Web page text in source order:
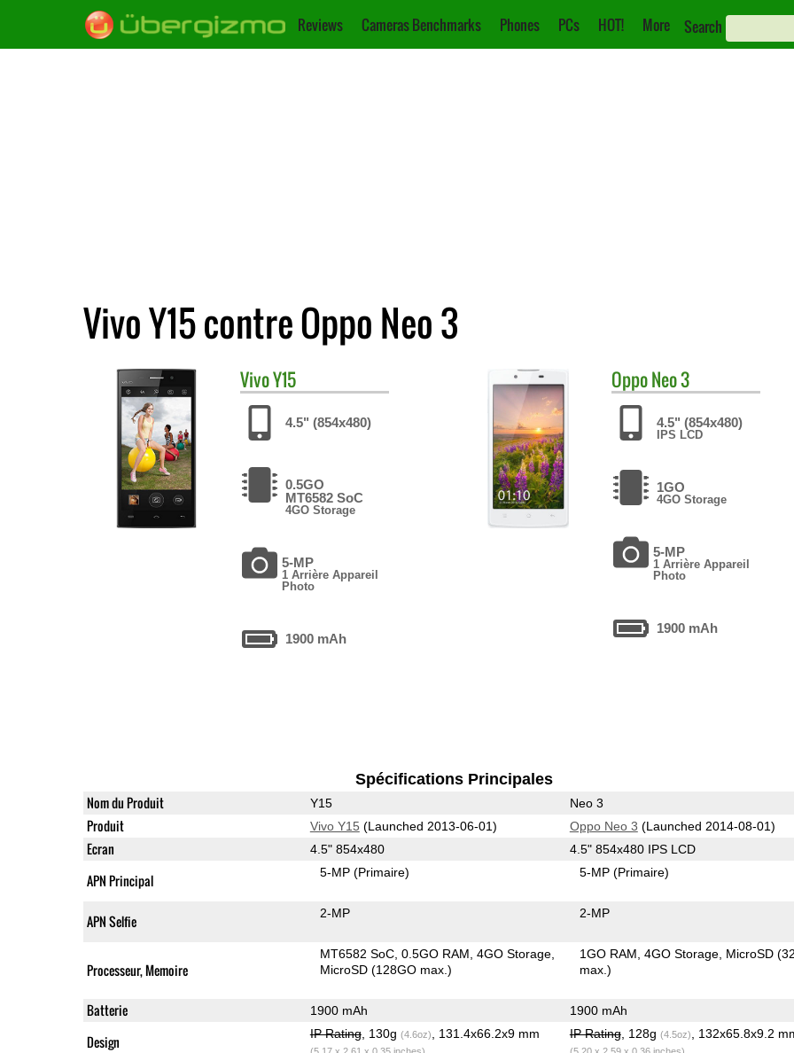
Reviews Cameras Benchmarks Phones PCs HOT! More Search
Vivo Y15 contre Oppo Neo 3
VivoY15
4.5" (854x480)
0.5GO
MT6582 SoC
4GO Storage
5-MP
1 Arrière Appareil
Photo
1900 mAh
OppoNeo 3
4.5" (854x480)
IPS LCD
1GO
4GO Storage
5-MP
1 Arrière Appareil
Photo
1900 mAh
Spécifications Principales
Nom du Produit Y15 Neo 3
Produit Vivo Y15 (Launched 2013-06-01) Oppo Neo 3 (Launched 2014-08-01)
Ecran 4.5" 854x480 4.5" 854x480 IPS LCD
APN Principal 5-MP(Primaire) 5-MP(Primaire)
APN Selfie 2-MP 2-MP
Processeur, Memoire
MT6582 SoC 0.5GO RAM 4GO Storage
MicroSD (128GO max.)
1GO RAM 4GO Storage MicroSD
max.)
Batterie 1900 mAh 1900 mAh
Design IP Rating, 130g (4.6oz) , 131.4x66.2x9 mm IP Rating, 128g (4.5oz) , 132x65.8x9.2